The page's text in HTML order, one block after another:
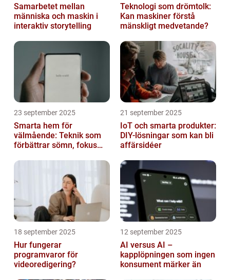
Samarbetet mellan
människa och maskin i
interaktiv storytelling
Teknologi som drömtolk:
Kan maskiner förstå
mänskligt medvetande?
23 september 2025
Smarta hem för
välmående: Teknik som
förbättrar sömn, fokus
21 september 2025
IoT och smarta produkter:
DIY-lösningar som kan bli
affärsidéer
18 september 2025
Hur fungerar
programvaror för
videoredigering?
12 september 2025
AI versus AI –
kapplöpningen som ingen
konsument märker än